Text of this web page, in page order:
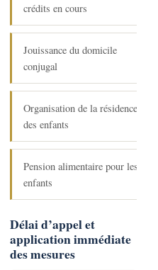
crédits en cours
Jouissance du domicile
conjugal
Organisation de la résidence
des enfants
Pension alimentaire pour les
enfants
Délai d’appel et
application immédiate
des mesures